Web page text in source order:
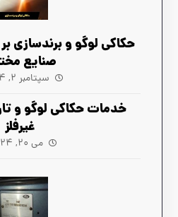
حکاکی لوگو و برندسازی
صنایع
سپتامبر ۲, ۲۰۲۴
خدمات حکاکی لوگو و
غیرفلز
می ۲۰, ۲۰۲۴